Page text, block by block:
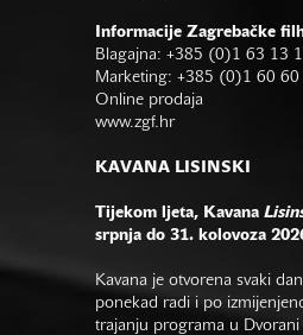
Informacije Zagrebačke
Blagajna: +385 (0)1 63 13
Marketing: +385 (0)1 60 60
Online prodaja
www.zgf.hr
KAVANA LISINSKI
Tijekom ljeta, Kavana
srpnja do 31. kolovoza
Kavana je otvorena svaki
ponekad radi i po
trajanju programa u